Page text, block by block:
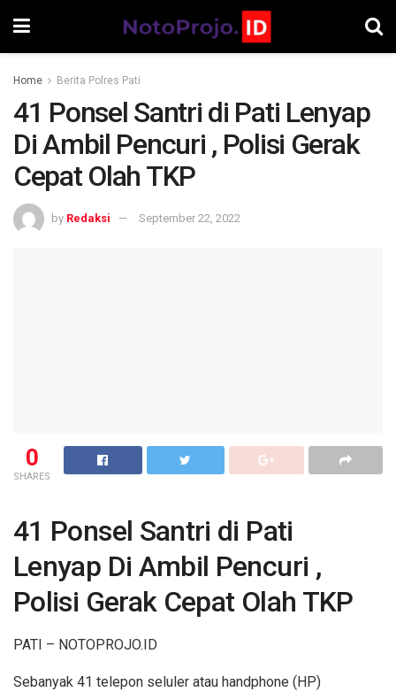
Home Berita Polres Pati
41 Ponsel Santri di Pati Lenyap
Di Ambil Pencuri , Polisi Gerak
Cepat Olah TKP
by Redaksi September 22, 2022
0
SHARES
41 Ponsel Santri di Pati
Lenyap Di Ambil Pencuri ,
Polisi Gerak Cepat Olah TKP
PATI – NOTOPROJO.ID
Sebanyak 41 telepon seluler atau handphone (HP)